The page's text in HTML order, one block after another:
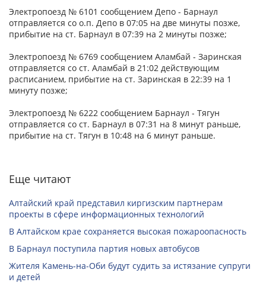
Электропоезд № 6101 сообщением Депо - Барнаул
отправляется со о.п. Депо в 07:05 на две минуты позже,
прибытие на ст. Барнаул в 07:39 на 2 минуты позже;
Электропоезд № 6769 сообщением Аламбай - Заринская
отправляется со ст. Аламбай в 21:02 действующим
расписанием, прибытие на ст. Заринская в 22:39 на 1
минуту позже;
Электропоезд № 6222 сообщением Барнаул - Тягун
отправляется со ст. Барнаул в 07:31 на 8 минут раньше,
прибытие на ст. Тягун в 10:48 на 6 минут раньше.
Еще читают
Алтайский край представил киргизским партнерам
проекты в сфере информационных технологий
В Алтайском крае сохраняется высокая пожароопасность
В Барнаул поступила партия новых автобусов
Жителя Камень-на-Оби будут судить за истязание супруги
и детей